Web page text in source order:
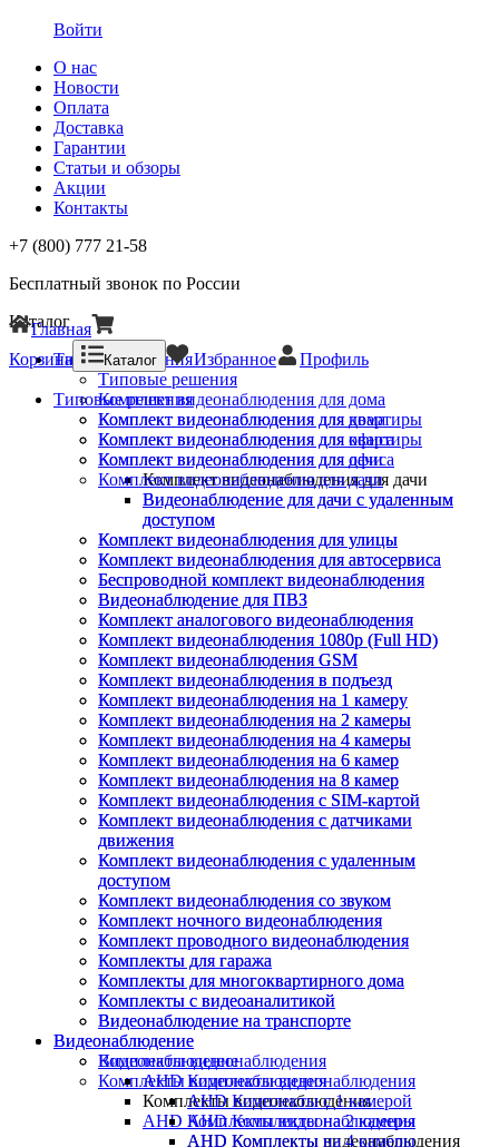
Войти
О нас
Новости
Оплата
Доставка
Гарантии
Статьи и обзоры
Акции
Контакты
+7 (800) 777 21-58
Бесплатный звонок по России
Каталог
Типовые решения
Типовые решения
Комплект видеонаблюдения для дома
Комплект видеонаблюдения для квартиры
Комплект видеонаблюдения для офиса
Комплект видеонаблюдения для дачи
Комплект видеонаблюдения для дачи
Видеонаблюдение для дачи с удаленным
доступом
Комплект видеонаблюдения для улицы
Комплект видеонаблюдения для автосервиса
Беспроводной комплект видеонаблюдения
Видеонаблюдение для ПВЗ
Комплект аналогового видеонаблюдения
Комплект видеонаблюдения 1080p (Full HD)
Комплект видеонаблюдения GSM
Комплект видеонаблюдения в подъезд
Комплект видеонаблюдения на 1 камеру
Комплект видеонаблюдения на 2 камеры
Комплект видеонаблюдения на 4 камеры
Комплект видеонаблюдения на 6 камер
Комплект видеонаблюдения на 8 камер
Комплект видеонаблюдения с SIM-картой
Комплект видеонаблюдения с датчиками
движения
Комплект видеонаблюдения с удаленным
доступом
Комплект видеонаблюдения со звуком
Комплект ночного видеонаблюдения
Комплект проводного видеонаблюдения
Комплекты для гаража
Комплекты для многоквартирного дома
Комплекты с видеоаналитикой
Видеонаблюдение на транспорте
Видеонаблюдение
Видеонаблюдение
Комплекты видеонаблюдения
Комплекты видеонаблюдения
AHD Комплекты видеонаблюдения
AHD Комплекты видеонаблюдения
Главная
Корзина
Каталог Избранное Профиль
Типовые решения
Комплект видеонаблюдения для дома
Комплект видеонаблюдения для квартиры
Комплект видеонаблюдения для офиса
Комплект видеонаблюдения для дачи
Видеонаблюдение для дачи с удаленным
доступом
Комплект видеонаблюдения для улицы
Комплект видеонаблюдения для автосервиса
Беспроводной комплект видеонаблюдения
Видеонаблюдение для ПВЗ
Комплект аналогового видеонаблюдения
Комплект видеонаблюдения 1080p (Full HD)
Комплект видеонаблюдения GSM
Комплект видеонаблюдения в подъезд
Комплект видеонаблюдения на 1 камеру
Комплект видеонаблюдения на 2 камеры
Комплект видеонаблюдения на 4 камеры
Комплект видеонаблюдения на 6 камер
Комплект видеонаблюдения на 8 камер
Комплект видеонаблюдения с SIM-картой
Комплект видеонаблюдения с датчиками
движения
Комплект видеонаблюдения с удаленным
доступом
Комплект видеонаблюдения со звуком
Комплект ночного видеонаблюдения
Комплект проводного видеонаблюдения
Комплекты для гаража
Комплекты для многоквартирного дома
Комплекты с видеоаналитикой
Видеонаблюдение на транспорте
Видеонаблюдение
Комплекты видеонаблюдения
AHD Комплекты видеонаблюдения
AHD Комплекты с 1 камерой
AHD Комплекты на 2 камеры
AHD Комплекты на 4 камеры